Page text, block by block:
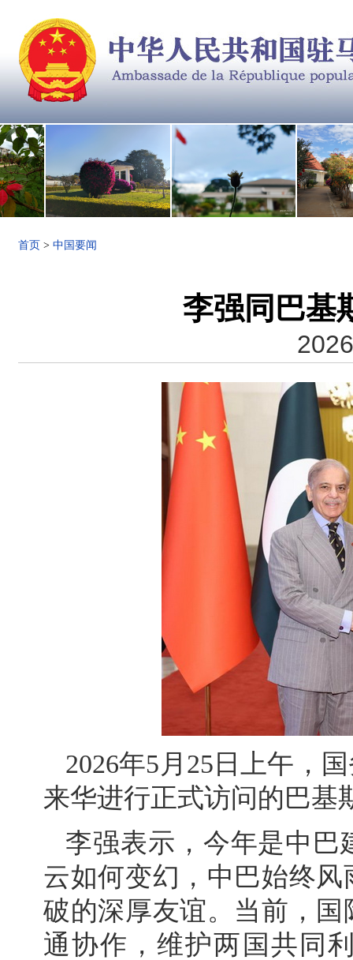
首页 > 中国要闻
李强同巴基
2026年5月25日上午，
来华进行正式访问的巴基
李强表示，今年是中巴
云如何变幻，中巴始终
破的深厚友谊。当前，
通协作，维护两国共同